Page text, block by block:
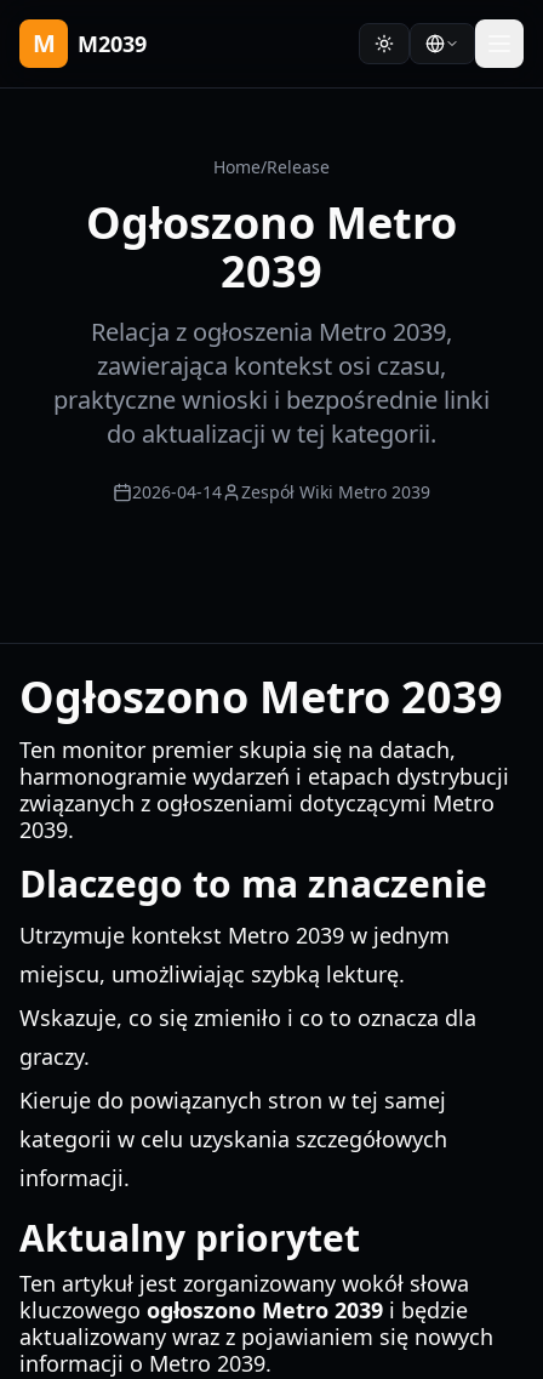
M M2039
Home/Release
Ogłoszono Metro
2039
Relacja z ogłoszenia Metro 2039,
zawierająca kontekst osi czasu,
praktyczne wnioski i bezpośrednie linki
do aktualizacji w tej kategorii.
2026-04-14 Zespół Wiki Metro 2039
Ogłoszono Metro 2039
Ten monitor premier skupia się na datach,
harmonogramie wydarzeń i etapach dystrybucji
związanych z ogłoszeniami dotyczącymi Metro
2039.
Dlaczego to ma znaczenie
Utrzymuje kontekst Metro 2039 w jednym
miejscu, umożliwiając szybką lekturę.
Wskazuje, co się zmieniło i co to oznacza dla
graczy.
Kieruje do powiązanych stron w tej samej
kategorii w celu uzyskania szczegółowych
informacji.
Aktualny priorytet
Ten artykuł jest zorganizowany wokół słowa
kluczowego ogłoszono Metro 2039 i będzie
aktualizowany wraz z pojawianiem się nowych
informacji o Metro 2039.